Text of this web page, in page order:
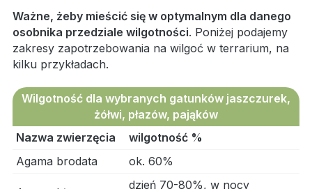
Ważne, żeby mieścić się w optymalnym dla danego
osobnika przedziale wilgotności. Poniżej podajemy
zakresy zapotrzebowania na wilgoć w terrarium, na
kilku przykładach.
Wilgotność dla wybranych gatunków jaszczurek,
żółwi, płazów, pająków
Nazwa zwierzęcia
wilgotność %
Agama brodata
ok. 60%
dzień 70-80%, w nocy